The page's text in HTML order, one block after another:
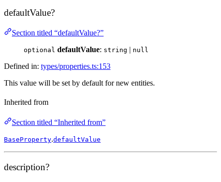
defaultValue?
Section titled “defaultValue?”
optional defaultValue: string | null
Defined in: types/properties.ts:153
This value will be set by default for new entities.
Inherited from
Section titled “Inherited from”
BaseProperty.defaultValue
description?